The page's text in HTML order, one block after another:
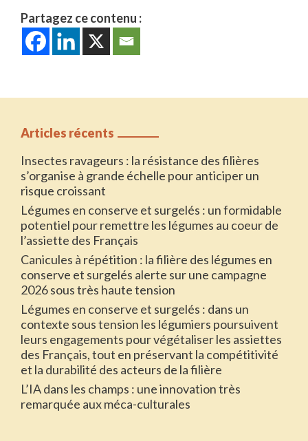
Partagez ce contenu :
Articles récents
Insectes ravageurs : la résistance des filières
s’organise à grande échelle pour anticiper un
risque croissant
Légumes en conserve et surgelés : un formidable
potentiel pour remettre les légumes au coeur de
l’assiette des Français
Canicules à répétition : la filière des légumes en
conserve et surgelés alerte sur une campagne
2026 sous très haute tension
Légumes en conserve et surgelés : dans un
contexte sous tension les légumiers poursuivent
leurs engagements pour végétaliser les assiettes
des Français, tout en préservant la compétitivité
et la durabilité des acteurs de la filière
L’IA dans les champs : une innovation très
remarquée aux méca-culturales